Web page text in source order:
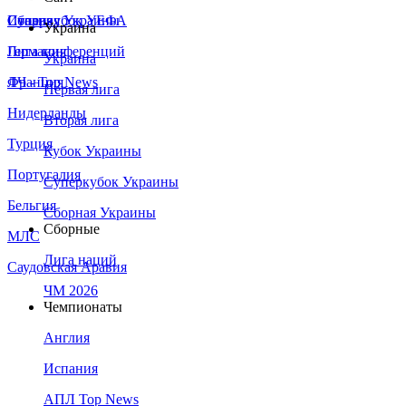
Сборная Украины
Италия
Германия
Франция
Нидерланды
Турция
Португалия
Бельгия
МЛС
Саудовская Аравия
Суперкубок УЕФА
Лига конференций
ЛЧ - Top News
Украина
Украина
Первая лига
Вторая лига
Кубок Украины
Суперкубок Украины
Сборная Украины
Сборные
Лига наций
ЧМ 2026
Чемпионаты
Англия
Испания
АПЛ Top News